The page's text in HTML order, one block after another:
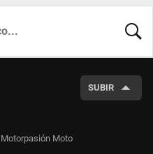
SUBIR
Motorpasión Moto